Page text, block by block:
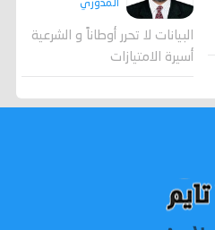
المدوري
البيانات لا تحرر أوطاناً و الشرعية
أسيرة الامتيازات